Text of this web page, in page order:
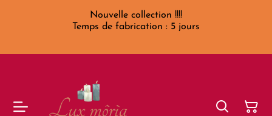
Nouvelle collection !!!!
Temps de fabrication : 5 jours